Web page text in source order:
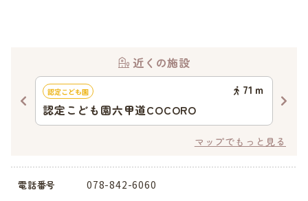
近くの施設
認定こども園 71 ｍ
認定こども園六甲道COCORO
マップでもっと見る
電話番号 078-842-6060